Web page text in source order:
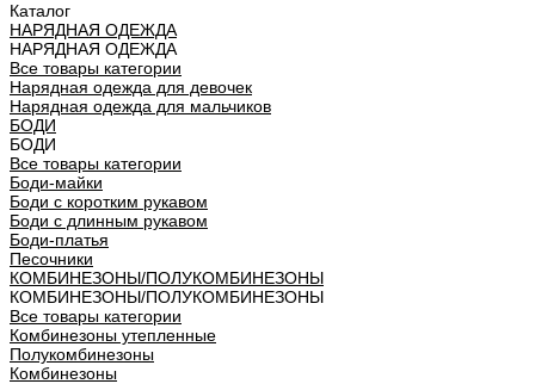
Каталог
НАРЯДНАЯ ОДЕЖДА
НАРЯДНАЯ ОДЕЖДА
Все товары категории
Нарядная одежда для девочек
Нарядная одежда для мальчиков
БОДИ
БОДИ
Все товары категории
Боди-майки
Боди с коротким рукавом
Боди с длинным рукавом
Боди-платья
Песочники
КОМБИНЕЗОНЫ/ПОЛУКОМБИНЕЗОНЫ
КОМБИНЕЗОНЫ/ПОЛУКОМБИНЕЗОНЫ
Все товары категории
Комбинезоны утепленные
Полукомбинезоны
Комбинезоны